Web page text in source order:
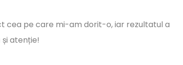
cea pe care mi-am dorit-o, iar rezultatul a
atenție!